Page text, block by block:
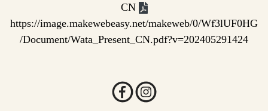
CN
https://image.makewebeasy.net/makeweb/0/Wf3lUF0HG
/Document/Wata_Present_CN.pdf?v=202405291424